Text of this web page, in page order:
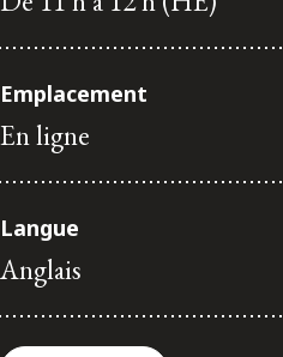
S’abonner aux articles Osler
Emplacement
En ligne
Langue
Anglais